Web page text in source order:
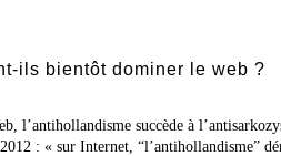
ils bientôt dominer le web ?
l’antihollandisme succède à
: « sur Internet, “l’antihollandisme”